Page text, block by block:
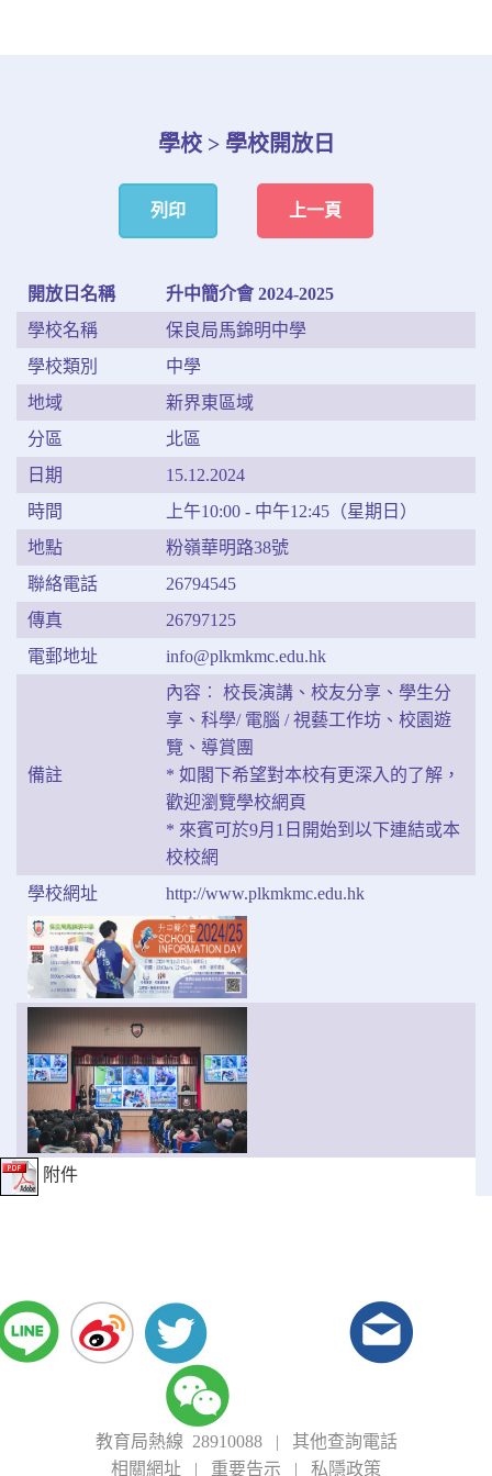
學校 > 學校開放日
列印 上一頁
開放日名稱
升中簡介會 2024-2025
學校名稱
保良局馬錦明中學
學校類別
中學
地域
新界東區域
分區
北區
日期
15.12.2024
時間
上午10:00 - 中午12:45（星期日）
地點
粉嶺華明路38號
聯絡電話
26794545
傳真
26797125
電郵地址
info@plkmkmc.edu.hk
備註
內容︰ 校長演講、校友分享、學生分
享、科學/ 電腦 / 視藝工作坊、校園遊
覽、導賞團
* 如閣下希望對本校有更深入的了解，
歡迎瀏覽學校網頁
* 來賓可於9月1日開始到以下連結或本
校校網
學校網址
http://www.plkmkmc.edu.hk
附件
教育局熱線 28910088| 其他查詢電話
相關網址 | 重要告示 | 私隱政策